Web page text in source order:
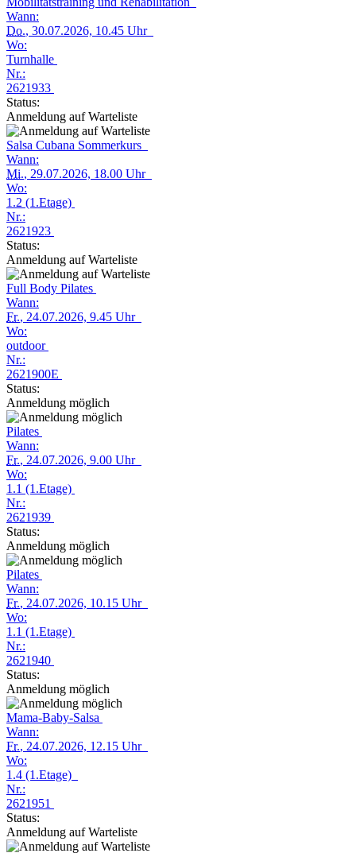
Wann:
Do., 30.07.2026, 10.45 Uhr
Wo:
Turnhalle
Nr.:
2621933
Status:
Anmeldung auf Warteliste
Salsa Cubana Sommerkurs
Wann:
Mi., 29.07.2026, 18.00 Uhr
Wo:
1.2 (1.Etage)
Nr.:
2621923
Status:
Anmeldung auf Warteliste
Full Body Pilates
Wann:
Fr., 24.07.2026, 9.45 Uhr
Wo:
outdoor
Nr.:
2621900E
Status:
Anmeldung möglich
Pilates
Wann:
Fr., 24.07.2026, 9.00 Uhr
Wo:
1.1 (1.Etage)
Nr.:
2621939
Status:
Anmeldung möglich
Pilates
Wann:
Fr., 24.07.2026, 10.15 Uhr
Wo:
1.1 (1.Etage)
Nr.:
2621940
Status:
Anmeldung möglich
Mama-Baby-Salsa
Wann:
Fr., 24.07.2026, 12.15 Uhr
Wo:
1.4 (1.Etage)
Nr.:
2621951
Status:
Anmeldung auf Warteliste